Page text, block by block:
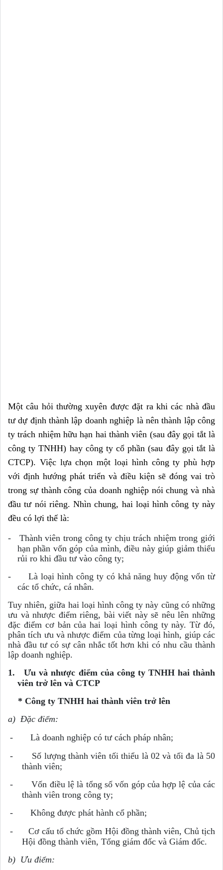
Một câu hỏi thường xuyên được đặt ra khi các nhà đầu
tư dự định thành lập doanh nghiệp là nên thành lập công
ty trách nhiệm hữu hạn hai thành viên (sau đây gọi tắt là
công ty TNHH) hay công ty cổ phần (sau đây gọi tắt là
CTCP). Việc lựa chọn một loại hình công ty phù hợp
với định hướng phát triển và điều kiện sẽ đóng vai trò
trong sự thành công của doanh nghiệp nói chung và nhà
đầu tư nói riêng. Nhìn chung, hai loại hình công ty này
đều có lợi thế là:
-
Thành viên trong công ty chịu trách nhiệm trong giới
hạn phần vốn góp của mình, điều này giúp giảm thiểu
rủi ro khi đầu tư vào công ty;
-
Là loại hình công ty có khả năng huy động vốn từ
các tổ chức, cá nhân.
Tuy nhiên, giữa hai loại hình công ty này cũng có những
ưu và nhược điểm riêng, bài viết này sẽ nêu lên những
đặc điểm cơ bản của hai loại hình công ty này. Từ đó,
phân tích ưu và nhược điểm của từng loại hình, giúp các
nhà đầu tư có sự cân nhắc tốt hơn khi có nhu cầu thành
lập doanh nghiệp.
1.
Ưu và nhược điểm của công ty TNHH hai thành
viên trở lên và CTCP
* Công ty TNHH hai thành viên trở lên
a) Đặc điểm:
-
Là doanh nghiệp có tư cách pháp nhân;
-
Số lượng thành viên tối thiểu là 02 và tối đa là 50
thành viên;
-
Vốn điều lệ là tổng số vốn góp của hợp lệ của các
thành viên trong công ty;
-
Không được phát hành cổ phần;
-
Cơ cấu tổ chức gồm Hội đồng thành viên, Chủ tịch
Hội đồng thành viên, Tổng giám đốc và Giám đốc.
b) Ưu điểm: